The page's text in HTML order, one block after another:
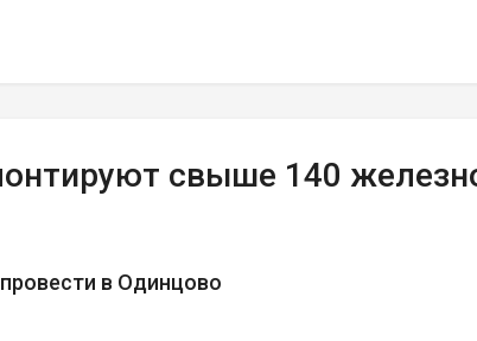
свыше 140
в Одинцово